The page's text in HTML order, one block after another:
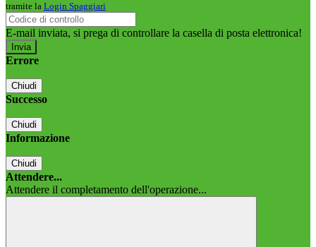
tramite la Login Spaggiari
E-mail inviata, si prega di controllare la casella di posta elettronica!
Errore
Chiudi
Successo
Chiudi
Informazione
Chiudi
Attendere...
Attendere il completamento dell'operazione...